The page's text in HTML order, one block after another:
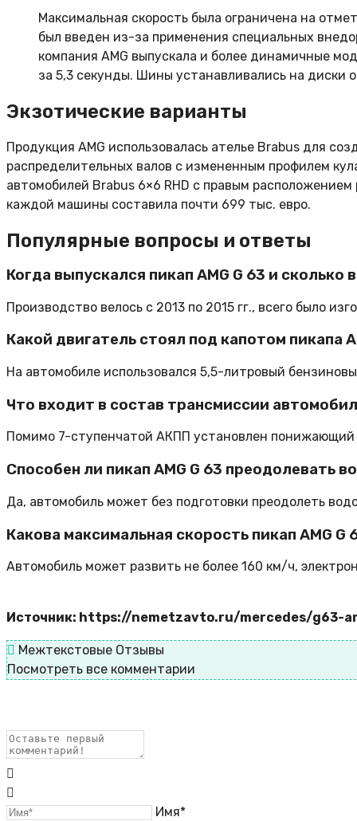
Максимальная скорость была ограничена на
был введен из-за применения специальных
компания AMG выпускала и более динамичные
за 5,3 секунды. Шины устанавливались на диски
Экзотические варианты
Продукция AMG использовалась ателье Brabus для
распределительных валов с измененным профилем
автомобилей Brabus 6×6 RHD с правым
каждой машины составила почти 699 тыс. евро.
Популярные вопросы и ответы
Когда выпускался пикап AMG G 63 и
Производство велось с 2013 по 2015 гг., всего было
Какой двигатель стоял под капотом пикапа
На автомобиле использовался 5,5-литровый
Что входит в состав трансмиссии
Помимо 7-ступенчатой АКПП установлен
Способен ли пикап AMG G 63 преодолевать
Да, автомобиль может без подготовки преодолеть
Какова максимальная скорость пикап AMG G
Автомобиль может развить не более 160 км/ч,
Источник: https://nemetzavto.ru/mercedes/g63-
Межтекстовые Отзывы
Посмотреть все комментарии
Имя*